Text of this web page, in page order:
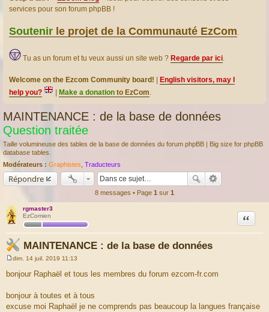
services pour son forum phpBB !
Soutenir le projet de la Communauté EzCom.
Tu as un forum et tu veux aussi un site web ? Regarde par ici.
Welcome on the Ezcom Community board!
English visitors, may I
help you?
Make a donation to EzCom.
MAINTENANCE : de la base de données
Question traitée
Taille volumineuse des tables de la base de données du forum phpBB | Big size for phpBB
database tables.
Modérateurs : Graphistes Traducteurs
Répondre
8 messages • Page 1 sur 1
rgmaster3
EzComien
MAINTENANCE : de la base de données
Citation
s
g
e
dim. 14 juil. 2019 11:13
bonjour Raphaël et tous les membres du forum ezcom-fr.com
bonjour à toutes et à tous
excuse moi Raphaël je ne comprends pas beaucoup la langues française